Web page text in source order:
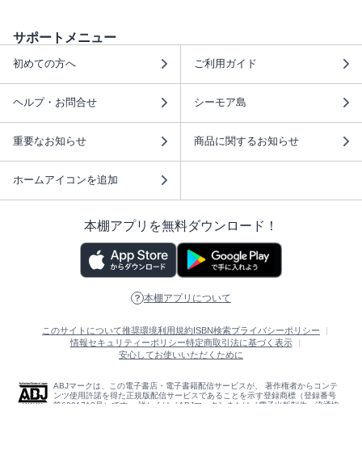
サポートメニュー
初めての方へ ご利用ガイド
ヘルプ・お問合せ シーモア島
重要なお知らせ 商品に関するお知らせ
ホームアイコンを追加
本棚アプリを無料ダウンロード！
本棚アプリについて
このサイトについて推奨環境利用規約ISBN検索プライバシーポリシー
情報セキュリティーポリシー特定商取引法に基づく表示
安心してお使いいただくために
ABJマークは、この電子書店・電子書籍配信サービスが、 著作権者からコンテ
ンツ使用許諾を得た正規版配信サービスであることを示す登録商標（登録番号
第6091713号）です。 詳しくは［ABJマーク］または［電子出版制作・流通協